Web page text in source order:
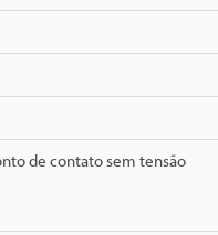
de contato sem tensão